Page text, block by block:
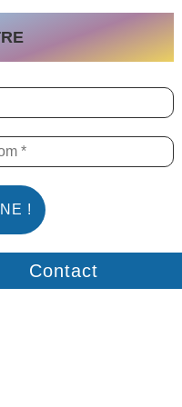
Contact